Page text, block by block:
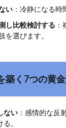
い ：冷静になる時
し比較検討する
を選びます。
築く7つの黄金
ない ：感情的な反
。